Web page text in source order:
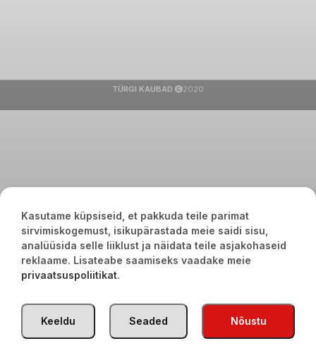
TÜRGI KAUBAD 2020
Kasutame küpsiseid, et pakkuda teile parimat
sirvimiskogemust, isikupärastada meie saidi sisu,
analüüsida selle liiklust ja näidata teile asjakohaseid
reklaame. Lisateabe saamiseks vaadake meie
privaatsuspoliitikat.
Nõustu
Seaded
Keeldu